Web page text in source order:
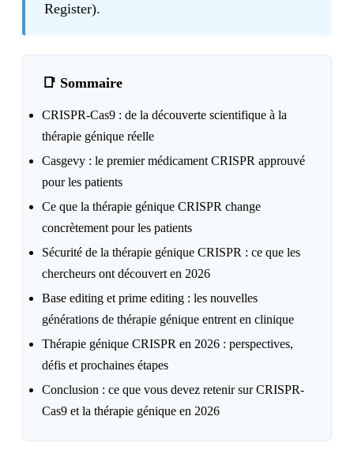
Register).
📑 Sommaire
CRISPR-Cas9 : de la découverte scientifique à la
thérapie génique réelle
Casgevy : le premier médicament CRISPR approuvé
pour les patients
Ce que la thérapie génique CRISPR change
concrètement pour les patients
Sécurité de la thérapie génique CRISPR : ce que les
chercheurs ont découvert en 2026
Base editing et prime editing : les nouvelles
générations de thérapie génique entrent en clinique
Thérapie génique CRISPR en 2026 : perspectives,
défis et prochaines étapes
Conclusion : ce que vous devez retenir sur CRISPR-
Cas9 et la thérapie génique en 2026